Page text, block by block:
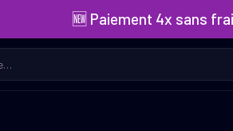
🆕 Paiement 4x sans